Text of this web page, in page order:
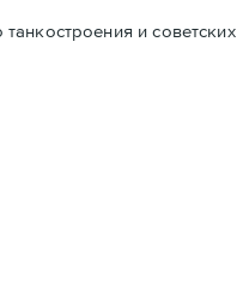
и советских